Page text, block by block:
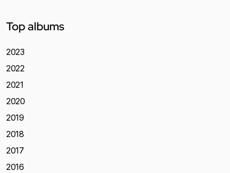
Top albums
2023
2022
2021
2020
2019
2018
2017
2016